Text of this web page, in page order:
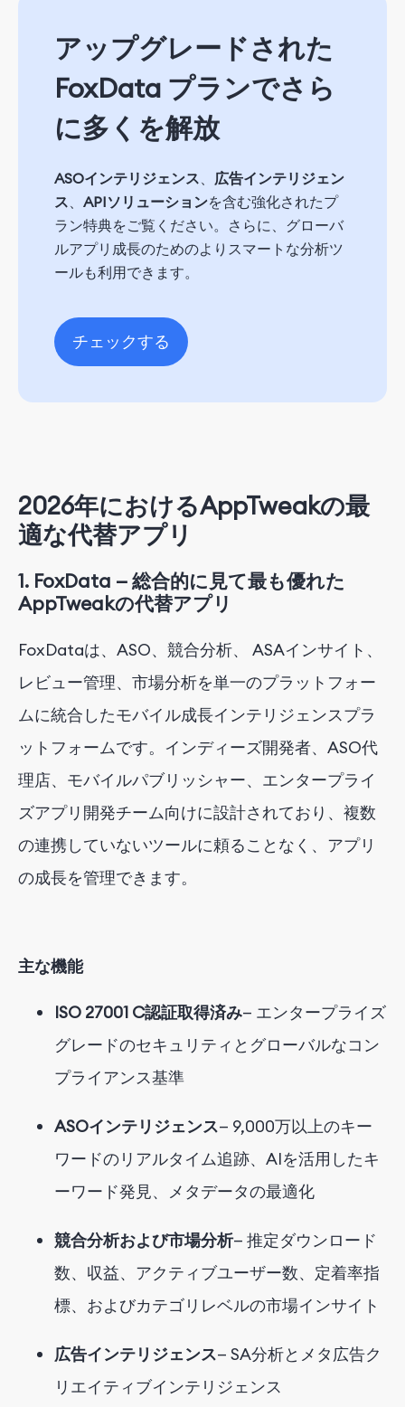
アップグレードされた
FoxData プランでさら
に多くを解放
ASOインテリジェンス
広告インテリジェン
ス
APIソリューションを含む強化されたプ
ラン特典をご覧ください。さらに、グローバ
ルアプリ成長のためのよりスマートな分析ツ
ールも利用できます。
チェックする
2026年におけるAppTweakの最
適な代替アプリ
1. FoxData — 総合的に見て最も優れた
AppTweakの代替アプリ
FoxDataは、ASO、競合分析、 ASAインサイト、
レビュー管理、市場分析を単一のプラットフォー
ムに統合したモバイル成長インテリジェンスプラ
ットフォームです。インディーズ開発者、ASO代
理店、モバイルパブリッシャー、エンタープライ
ズアプリ開発チーム向けに設計されており、複数
の連携していないツールに頼ることなく、アプリ
の成長を管理できます。
主な機能
ISO 27001 C認証取得済み— エンタープライズ
グレードのセキュリティとグローバルなコン
プライアンス基準
ASOインテリジェンス— 9,000万以上のキー
ワードのリアルタイム追跡、AIを活用したキ
ーワード発見、メタデータの最適化
競合分析および市場分析— 推定ダウンロード
数、収益、アクティブユーザー数、定着率指
標、およびカテゴリレベルの市場インサイト
広告インテリジェンス— SA分析とメタ広告ク
リエイティブインテリジェンス